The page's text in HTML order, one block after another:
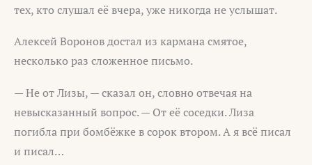
тех, кто слушал её вчера, уже никогда не услышат.
Алексей Воронов достал из кармана смятое,
несколько раз сложенное письмо.
— Не от Лизы, — сказал он, словно отвечая на
невысказанный вопрос. — От её соседки. Лиза
погибла при бомбёжке в сорок втором. А я всё писал
и писал…